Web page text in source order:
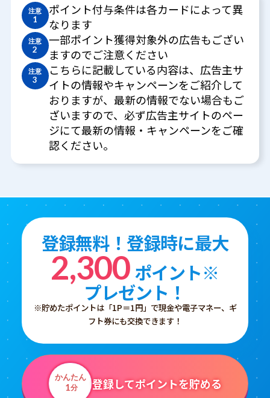
注意
1
ポイント付与条件は各カードによって異
なります
注意
2
一部ポイント獲得対象外の広告もござい
ますのでご注意ください
注意
3
こちらに記載している内容は、広告主サ
イトの情報やキャンペーンをご紹介して
おりますが、最新の情報でない場合もご
ざいますので、必ず広告主サイトのペー
ジにて最新の情報・キャンペーンをご確
認ください。
登録無料！登録時に最大
2,300ポイント※
プレゼント！
※貯めたポイントは「1P＝1円」で現金や電子マネー、ギ
フト券にも交換できます！
かんたん
1分 登録してポイントを貯める